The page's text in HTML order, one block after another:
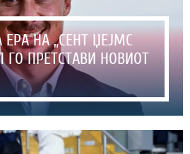
НА „СЕНТ ЏЕЈМС
ГО ПРЕТСТАВИ НОВИОТ